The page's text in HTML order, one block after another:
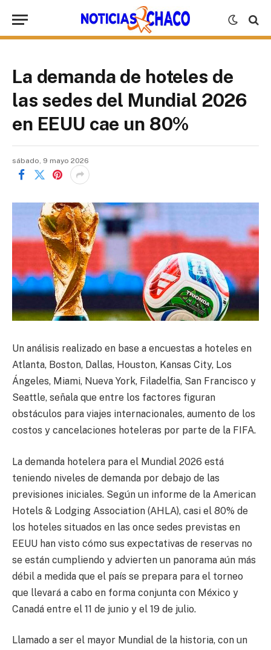
La demanda de hoteles de
las sedes del Mundial 2026
en EEUU cae un 80%
sábado, 9 mayo 2026
Un análisis realizado en base a encuestas a hoteles en
Atlanta, Boston, Dallas, Houston, Kansas City, Los
Ángeles, Miami, Nueva York, Filadelfia, San Francisco y
Seattle, señala que entre los factores figuran
obstáculos para viajes internacionales, aumento de los
costos y cancelaciones hoteleras por parte de la FIFA.
La demanda hotelera para el Mundial 2026 está
teniendo niveles de demanda por debajo de las
previsiones iniciales. Según un informe de la American
Hotels & Lodging Association (AHLA), casi el 80% de
los hoteles situados en las once sedes previstas en
EEUU han visto cómo sus expectativas de reservas no
se están cumpliendo y advierten un panorama aún más
débil a medida que el país se prepara para el torneo
que llevará a cabo en forma conjunta con México y
Canadá entre el 11 de junio y el 19 de julio.
Llamado a ser el mayor Mundial de la historia, con un